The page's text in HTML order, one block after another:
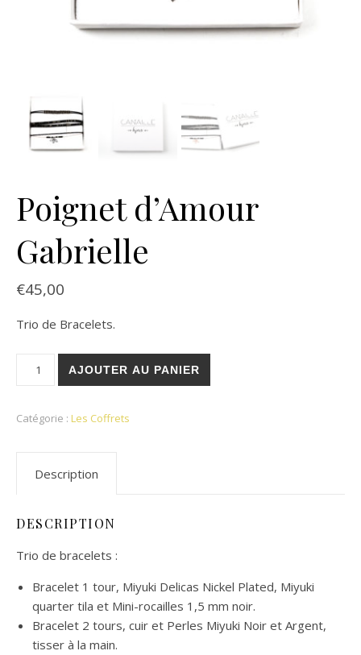
Poignet d’Amour
Gabrielle
€45,00
Trio de Bracelets.
quantité de Poignet d'Amour Gabrielle
AJOUTER AU PANIER
Catégorie : Les Coffrets
Description
DESCRIPTION
Trio de bracelets :
Bracelet 1 tour, Miyuki Delicas Nickel Plated, Miyuki
quarter tila et Mini-rocailles 1,5 mm noir.
Bracelet 2 tours, cuir et Perles Miyuki Noir et Argent,
tisser à la main.